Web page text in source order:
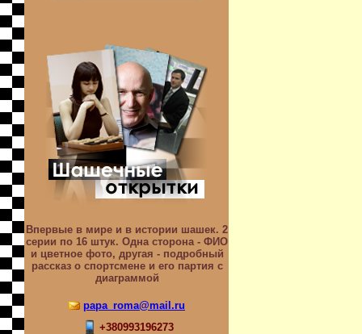
Впервые в мире и в истории шашек. 2
серии по 16 штук. Одна сторона - ФИО
и цветное фото, другая - подробный
рассказ о спортсмене и его партия с
диаграммой
papa_roma@mail.ru
+380993196273